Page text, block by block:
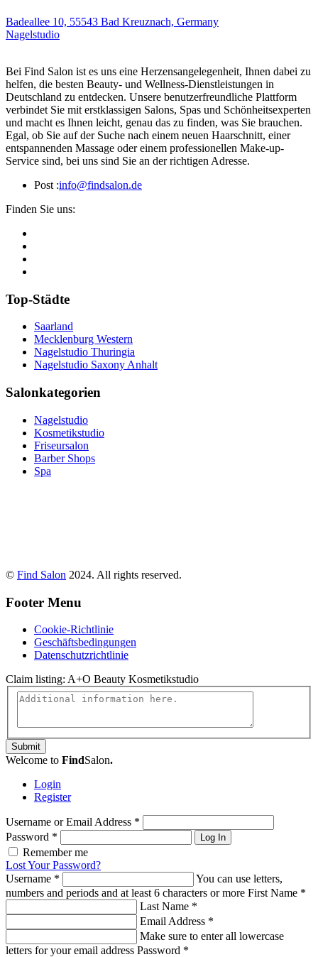
Badeallee 10, 55543 Bad Kreuznach, Germany
Nagelstudio
Bei Find Salon ist es uns eine Herzensangelegenheit, Ihnen dabei zu
helfen, die besten Beauty- und Wellness-Dienstleistungen in
Deutschland zu entdecken. Unsere benutzerfreundliche Plattform
verbindet Sie mit erstklassigen Salons, Spas und Schönheitsexperten
und macht es Ihnen leicht, genau das zu finden, was Sie brauchen.
Egal, ob Sie auf der Suche nach einem neuen Haarschnitt, einer
entspannenden Massage oder einem professionellen Make-up-
Service sind, bei uns sind Sie an der richtigen Adresse.
Post :info@findsalon.de
Finden Sie uns:
Top-Städte
Saarland
Mecklenburg Western
Nagelstudio Thuringia
Nagelstudio Saxony Anhalt
Salonkategorien
Nagelstudio
Kosmetikstudio
Friseursalon
Barber Shops
Spa
© Find Salon 2024. All rights reserved.
Footer Menu
Cookie-Richtlinie
Geschäftsbedingungen
Datenschutzrichtlinie
Claim listing: A+O Beauty Kosmetikstudio
Submit
Welcome to FindSalon.
Login
Register
Username or Email Address *
Password * Log In
Remember me
Lost Your Password?
Username *
You can use letters,
numbers and periods and at least 6 characters or more First Name *
Last Name *
Email Address *
Make sure to enter all lowercase
letters for your email address Password *